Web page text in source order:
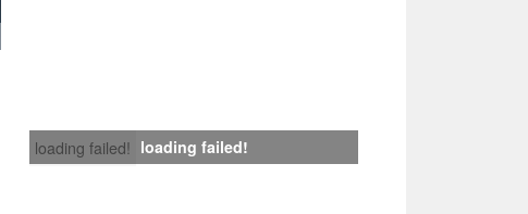
loading failed! loading failed!